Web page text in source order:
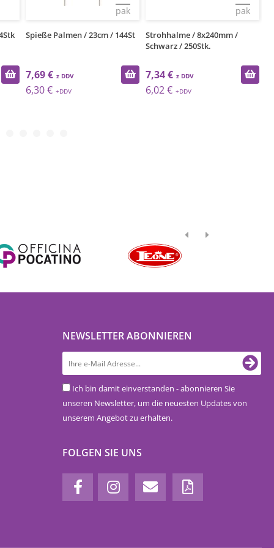
pak
Spieße Palmen / 23cm / 144St
7,69 €
6,30 €
pak
Strohhalme / 8x240mm /
Schwarz / 250Stk.
7,34 €
6,02 €
NEWSLETTER ABONNIEREN
Ich bin damit einverstanden - abonnieren Sie
unseren Newsletter, um die neuesten Updates von
unserem Angebot zu erhalten.
FOLGEN SIE UNS